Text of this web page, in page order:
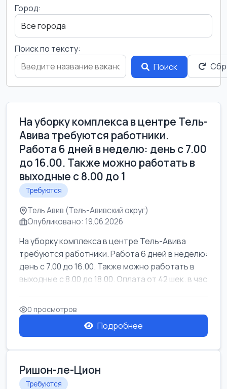
Город:
Поиск по тексту:
Поиск
На уборку комплекса в центре Тель-
Авива требуются работники.
Работа 6 дней в неделю: день с 7.00
до 16.00. Также можно работать в
выходные с 8.00 до 1
Требуются
Тель Авив (Тель-Авивский округ)
Опубликовано: 19.06.2026
На уборку комплекса в центре Тель-Авива
требуются работники. Работа 6 дней в неделю:
день с 7.00 до 16.00. Также можно работать в
выходные с 8.00 до 18.00. Оплата от 42 шек. в час
0 просмотров
Подробнее
Ришон-ле-Цион
Требуются